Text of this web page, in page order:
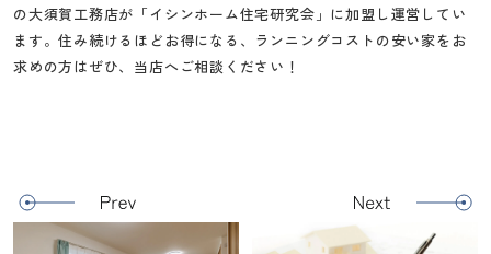
の大須賀工務店が「イシンホーム住宅研究会」に加盟し運営してい
ます。住み続けるほどお得になる、ランニングコストの安い家をお
求めの方はぜひ、当店へご相談ください！